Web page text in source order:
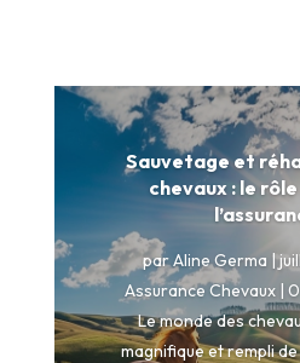
Sauvetage et
chevaux : le
parAline Germa |
Assurance Chevaux| 0
Le monde des
magnifique et rempli